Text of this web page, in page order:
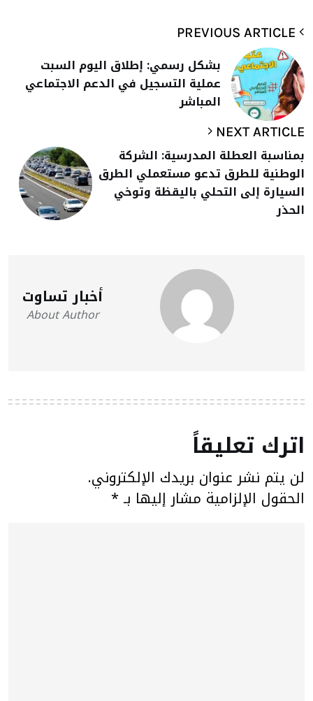
بشكل رسمي: إطلاق اليوم السبت
عملية التسجيل في الدعم الاجتماعي
المباشر
NEXT ARTICLE
بمناسبة العطلة المدرسية: الشركة
الوطنية للطرق تدعو مستعملي الطرق
السيارة إلى التحلي باليقظة وتوخي
الحذر
أخبار تساوت
About Author
اترك تعليقاً
لن يتم نشر عنوان بريدك الإلكتروني.
الحقول الإلزامية مشار إليها بـ *